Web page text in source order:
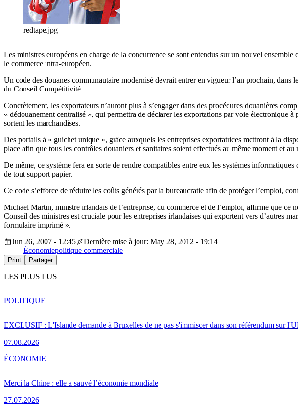
redtape.jpg
Les ministres européens en charge de la concurrence se sont entendus sur un nouvel
le commerce intra-européen.
Un code des douanes communautaire modernisé devrait entrer en vigueur l’an prochain,
du Conseil Compétitivité.
Concrètement, les exportateurs n’auront plus à s’engager dans des procédures douanières
« dédouanement centralisé », qui permettra de déclarer les exportations par voie électronique
sortent les marchandises.
Des portails à « guichet unique », grâce auxquels les entreprises exportatrices mettront à la
place afin que tous les contrôles douaniers et sanitaires soient effectués au même moment et au
De même, ce système fera en sorte de rendre compatibles entre eux les systèmes
de tout support papier.
Ce code s’efforce de réduire les coûts générés par la bureaucratie afin de protéger l’emploi,
Michael Martin, ministre irlandais de l’entreprise, du commerce et de l’emploi, affirme que ce
Conseil des ministres est cruciale pour les entreprises irlandaises qui exportent vers d’autres
formulaire imprimé ».
Jun 26, 2007 - 12:45
Dernière mise à jour: May 28, 2012 - 19:14
Économiepolitique commerciale
Print Partager
LES PLUS LUS
EXCLUSIF : L'Islande demande à Bruxelles de ne pas s'immiscer dans son référendum sur
07.08.2026
POLITIQUE
Merci la Chine : elle a sauvé l’économie mondiale
27.07.2026
ÉCONOMIE